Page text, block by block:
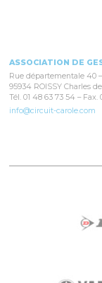
ASSOCIATION DE
Rue départementale 40
95934 ROISSY Charles
Tél. 01 48 63 73 54 – Fax.
info@circuit-carole.com